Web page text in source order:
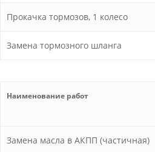
Прокачка тормозов, 1 колесо
Замена тормозного шланга
Наименование работ
Замена масла в АКПП (частичная)